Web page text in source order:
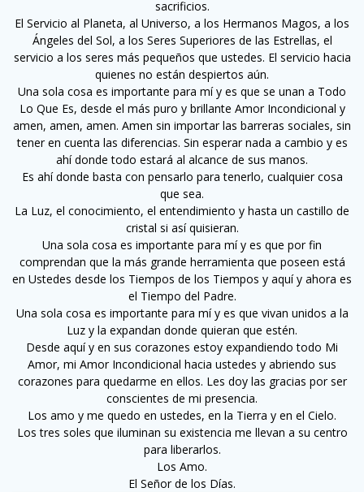
sacrificios.
El Servicio al Planeta, al Universo, a los Hermanos Magos, a los
Ángeles del Sol, a los Seres Superiores de las Estrellas, el
servicio a los seres más pequeños que ustedes. El servicio hacia
quienes no están despiertos aún.
Una sola cosa es importante para mí y es que se unan a Todo
Lo Que Es, desde el más puro y brillante Amor Incondicional y
amen, amen, amen. Amen sin importar las barreras sociales, sin
tener en cuenta las diferencias. Sin esperar nada a cambio y es
ahí donde todo estará al alcance de sus manos.
Es ahí donde basta con pensarlo para tenerlo, cualquier cosa
que sea.
La Luz, el conocimiento, el entendimiento y hasta un castillo de
cristal si así quisieran.
Una sola cosa es importante para mí y es que por fin
comprendan que la más grande herramienta que poseen está
en Ustedes desde los Tiempos de los Tiempos y aquí y ahora es
el Tiempo del Padre.
Una sola cosa es importante para mí y es que vivan unidos a la
Luz y la expandan donde quieran que estén.
Desde aquí y en sus corazones estoy expandiendo todo Mi
Amor, mi Amor Incondicional hacia ustedes y abriendo sus
corazones para quedarme en ellos. Les doy las gracias por ser
conscientes de mi presencia.
Los amo y me quedo en ustedes, en la Tierra y en el Cielo.
Los tres soles que iluminan su existencia me llevan a su centro
para liberarlos.
Los Amo.
El Señor de los Días.